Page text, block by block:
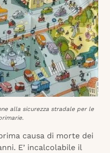
alla sicurezza stradale per le
causa di morte dei
E’ incalcolabile il